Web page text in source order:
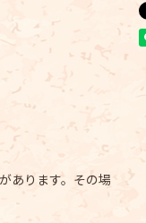
あります。その場